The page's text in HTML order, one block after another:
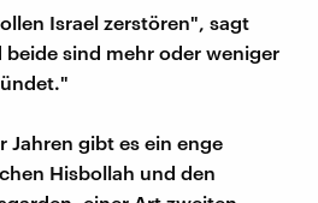
Israel zerstören", sagt
sind mehr oder weniger
Jahren gibt es ein enge
Hisbollah und den